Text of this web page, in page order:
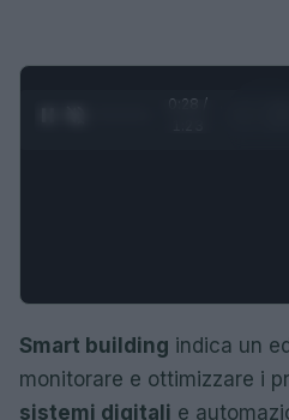
0:29 /
Smart building indica un
monitorare e ottimizzare i
sistemi digitali e